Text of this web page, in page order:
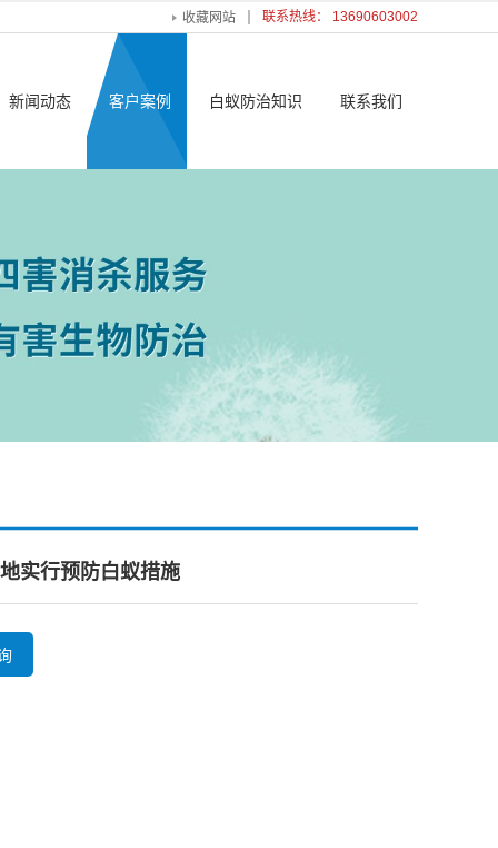
收藏网站 联系热线： 13690603002
新闻动态 客户案例 白蚁防治知识 联系我们
实行预防白蚁措施